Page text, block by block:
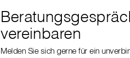
vereinbaren
Melden Sie sich gerne für ein